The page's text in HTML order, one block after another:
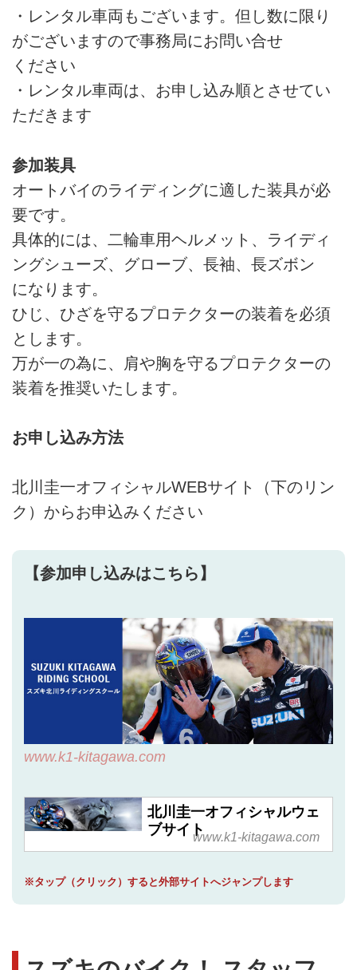
・レンタル車両もございます。但し数に限り
がございますので事務局にお問い合せ
ください
・レンタル車両は、お申し込み順とさせてい
ただきます
参加装具
オートバイのライディングに適した装具が必
要です。
具体的には、二輪車用ヘルメット、ライディ
ングシューズ、グローブ、長袖、長ズボン
になります。
ひじ、ひざを守るプロテクターの装着を必須
とします。
万が一の為に、肩や胸を守るプロテクターの
装着を推奨いたします。
お申し込み方法
北川圭一オフィシャルWEBサイト（下のリン
ク）からお申込みください
【参加申し込みはこちら】
www.k1-kitagawa.com
北川圭一オフィシャルウェ
ブサイトwww.k1-kitagawa.com
※タップ（クリック）すると外部サイトへジャンプします